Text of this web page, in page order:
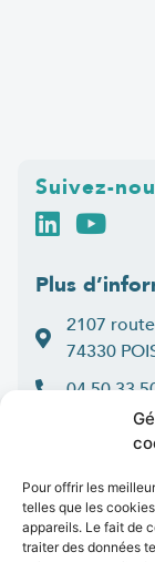
Pour offrir les
telles que les
appareils. Le fait de
traiter des données
Suivez-
Plus
2107
74330
04 50 33
Lun > jeu
9h-
Contact